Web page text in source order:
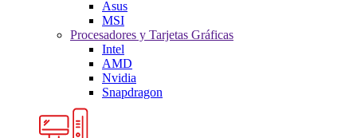
Asus
MSI
Procesadores y Tarjetas Gráficas
Intel
AMD
Nvidia
Snapdragon